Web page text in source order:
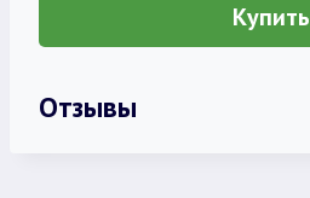
Купить
Отзывы